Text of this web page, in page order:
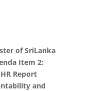
of SriLanka
Item 2:
Report
and